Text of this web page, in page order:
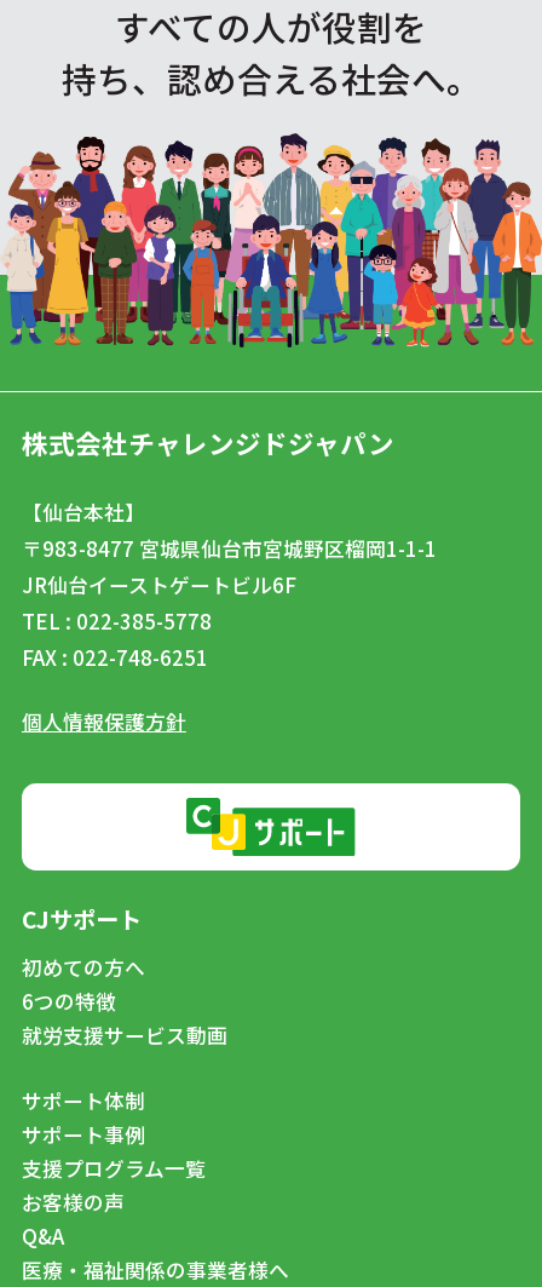
すべての人が役割を
持ち、認め合える社会へ。
株式会社チャレンジドジャパン
【仙台本社】
〒983-8477 宮城県仙台市宮城野区榴岡1-1-1
JR仙台イーストゲートビル6F
TEL : 022-385-5778
FAX : 022-748-6251
個人情報保護方針
CJサポート
初めての方へ
6つの特徴
就労支援サービス動画
サポート体制
サポート事例
支援プログラム一覧
お客様の声
Q&A
医療・福祉関係の事業者様へ